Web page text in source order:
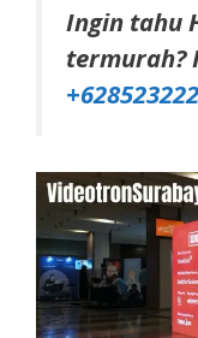
Ingin tahu
termurah?